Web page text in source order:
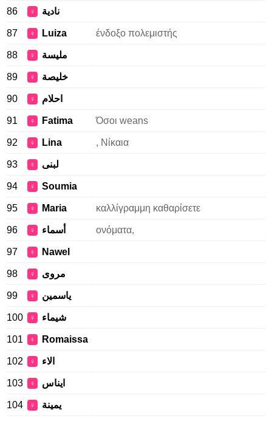
86 ♀ نادية
87 ♀ Luiza ένδοξο πολεμιστής
88 ♀ مليسة
89 ♀ خليصة
90 ♀ احلام
91 ♀ Fatima Όσοι weans
92 ♀ Lina , Νίκαια
93 ♀ لبنى
94 ♀ Soumia
95 ♀ Maria καλλίγραμμη καθαρίσετε
96 ♀ أسماء ονόματα,
97 ♀ Nawel
98 ♀ مروى
99 ♀ ياسمين
100 ♀ شيماء
101 ♀ Romaissa
102 ♀ الاء
103 ♀ ايناس
104 ♀ يمينة